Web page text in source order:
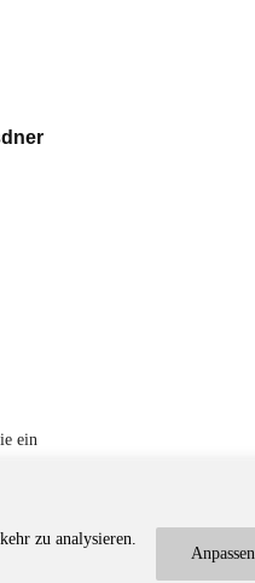
zu analysieren.
Anpassen
ein